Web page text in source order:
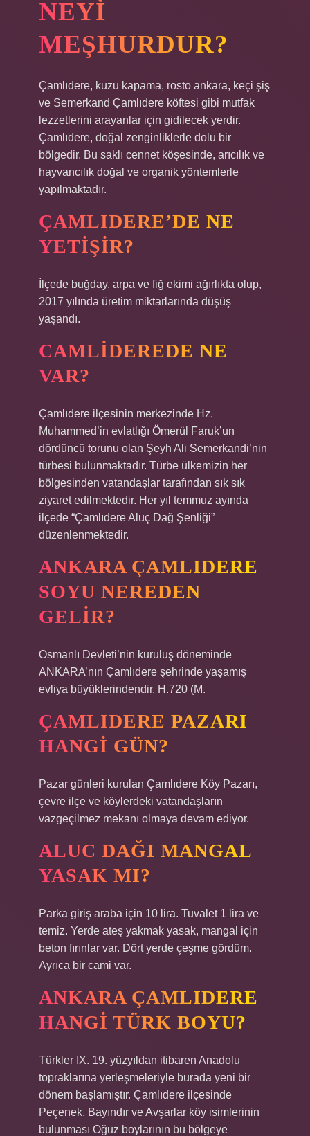
NEYI
MEŞHURDUR?
Çamlıdere, kuzu kapama, rosto ankara, keçi şiş
ve Semerkand Çamlıdere köftesi gibi mutfak
lezzetlerini arayanlar için gidilecek yerdir.
Çamlıdere, doğal zenginliklerle dolu bir
bölgedir. Bu saklı cennet köşesinde, arıcılık ve
hayvancılık doğal ve organik yöntemlerle
yapılmaktadır.
ÇAMLIDERE’DE NE
YETIŞIR?
İlçede buğday, arpa ve fiğ ekimi ağırlıkta olup,
2017 yılında üretim miktarlarında düşüş
yaşandı.
CAMLIDEREDE NE
VAR?
Çamlıdere ilçesinin merkezinde Hz.
Muhammed’in evlatlığı Ömerül Faruk’un
dördüncü torunu olan Şeyh Ali Semerkandi’nin
türbesi bulunmaktadır. Türbe ülkemizin her
bölgesinden vatandaşlar tarafından sık sık
ziyaret edilmektedir. Her yıl temmuz ayında
ilçede “Çamlıdere Aluç Dağ Şenliği”
düzenlenmektedir.
ANKARA ÇAMLIDERE
SOYU NEREDEN
GELIR?
Osmanlı Devleti’nin kuruluş döneminde
ANKARA’nın Çamlıdere şehrinde yaşamış
evliya büyüklerindendir. H.720 (M.
ÇAMLIDERE PAZARI
HANGI GÜN?
Pazar günleri kurulan Çamlıdere Köy Pazarı,
çevre ilçe ve köylerdeki vatandaşların
vazgeçilmez mekanı olmaya devam ediyor.
ALUC DAĞI MANGAL
YASAK MI?
Parka giriş araba için 10 lira. Tuvalet 1 lira ve
temiz. Yerde ateş yakmak yasak, mangal için
beton fırınlar var. Dört yerde çeşme gördüm.
Ayrıca bir cami var.
ANKARA ÇAMLIDERE
HANGI TÜRK BOYU?
Türkler IX. 19. yüzyıldan itibaren Anadolu
topraklarına yerleşmeleriyle burada yeni bir
dönem başlamıştır. Çamlıdere ilçesinde
Peçenek, Bayındır ve Avşarlar köy isimlerinin
bulunması Oğuz boylarının bu bölgeye